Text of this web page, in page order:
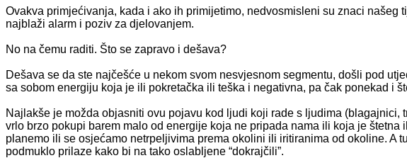
Ovakva primjećivanja, kada i ako ih primijetimo, nedvosmisleni su znaci
najblaži alarm i poziv za djelovanjem.
No na čemu raditi. Što se zapravo i dešava?
Dešava se da ste najčešće u nekom svom nesvjesnom segmentu, došli pod
sa sobom energiju koja je ili pokretačka ili teška i negativna, pa čak ponekad i
Najlakše je možda objasniti ovu pojavu kod ljudi koji rade s ljudima
vrlo brzo pokupi barem malo od energije koja ne pripada nama ili koja je
planemo ili se osjećamo netrpeljivima prema okolini ili iritiranima od okoline.
podmuklo prilaze kako bi na tako oslabljene “dokrajčili”.